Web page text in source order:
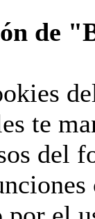
de
te
del